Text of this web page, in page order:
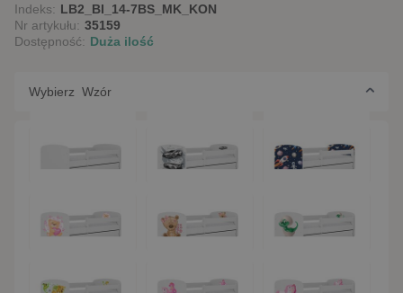
Indeks: LB2_BI_14-7BS_MK_KON
Nr artykułu: 35159
Dostępność: Duża ilość
Wybierz Wzór